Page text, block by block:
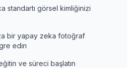
standartı görsel kimliğinizi
bir yapay zeka fotoğraf
edin
ve süreci başlatın